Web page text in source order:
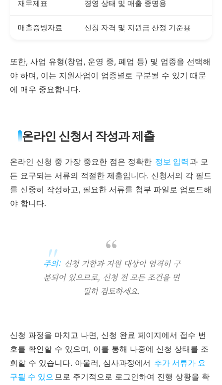
재무제표 경영 상태 및 매출 증명용
매출증빙자료 신청 자격 및 지원금 산정 기준용
또한, 사업 유형(창업, 운영 중, 폐업 등) 및 업종을 선택해
야 하며, 이는 지원사업이 업종별로 구분될 수 있기 때문
에 매우 중요합니다.
온라인 신청서 작성과 제출
온라인 신청 중 가장 중요한 점은 정확한 정보 입력 과 모
든 요구되는 서류의 적절한 제출입니다. 신청서의 각 필드
를 신중히 작성하고, 필요한 서류를 첨부 파일로 업로드해
야 합니다.
주의: 신청 기한과 지원 대상이 엄격히 구
분되어 있으므로, 신청 전 모든 조건을 면
밀히 검토하세요.
신청 과정을 마치고 나면, 신청 완료 페이지에서 접수 번
호를 확인할 수 있으며, 이를 통해 나중에 신청 상태를 조
회할 수 있습니다. 아울러, 심사과정에서 추가 서류가 요
구될 수 있으 므로 주기적으로 로그인하여 진행 상황을 확